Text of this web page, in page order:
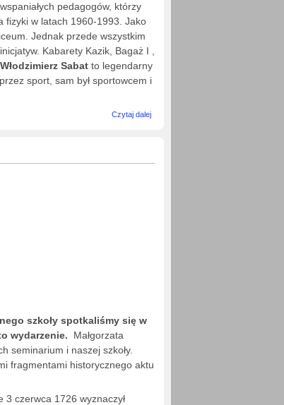
pedagogów, którzy
fizyki w latach 1960-1993. Jako
Jednak przede wszystkim
Kabarety Kazik, Bagaż I ,
Włodzimierz Sabat to legendarny
sport, sam był sportowcem i
Czytaj dalejwpis
szkoły spotkaliśmy się w
wydarzenie.
Małgorzata
seminarium i naszej szkoły.
fragmentami historycznego aktu
czerwca 1726 wyznaczył